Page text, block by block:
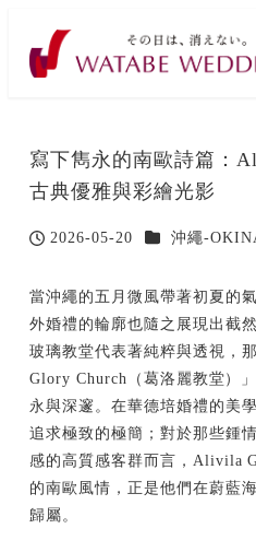
寫下雋永的南歐詩篇：
古典優雅與彩繪光影
投稿日
2026-05-20 カテゴリー
沖繩-
當沖繩的五月微風帶著初夏的
外婚禮的輪廓也隨之展現出截
玻璃教堂代表著純粹與透視，
Glory Church（葛洛麗教堂）
永與深邃。在華德培婚禮的美
追求極致的極簡；對於那些鍾
感的高質感客群而言，Alivila
的南歐風情，正是他們在蔚藍
歸屬。